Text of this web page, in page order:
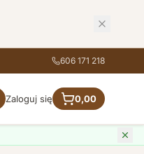
606 171 218
Zaloguj się 0,00